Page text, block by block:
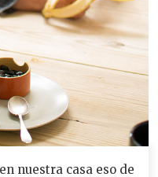
nuestra casa eso de